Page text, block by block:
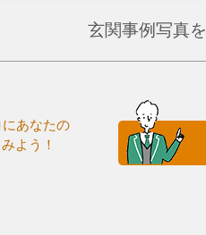
玄関事例写真
あなたの
よう！